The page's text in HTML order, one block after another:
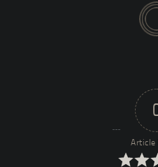
Article